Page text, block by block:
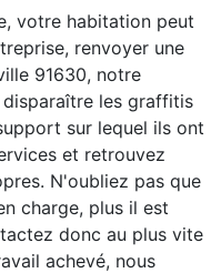
votre habitation peut
renvoyer une
91630, notre
les graffitis
sur lequel ils ont
et retrouvez
N'oubliez pas que
charge, plus il est
donc au plus vite
achevé, nous